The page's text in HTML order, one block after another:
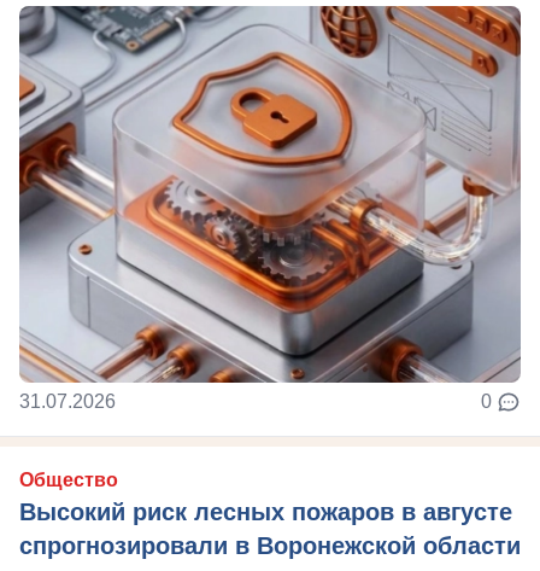
31.07.2026 0
Общество
Высокий риск лесных пожаров в августе
спрогнозировали в Воронежской области